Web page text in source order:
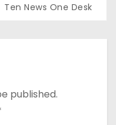
Ten News One Desk
published.